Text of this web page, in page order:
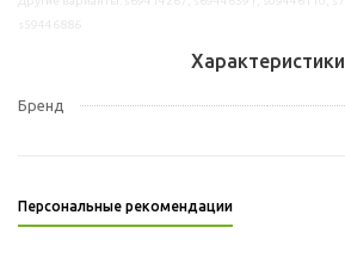
Характеристики
Бренд
Персональные рекомендации